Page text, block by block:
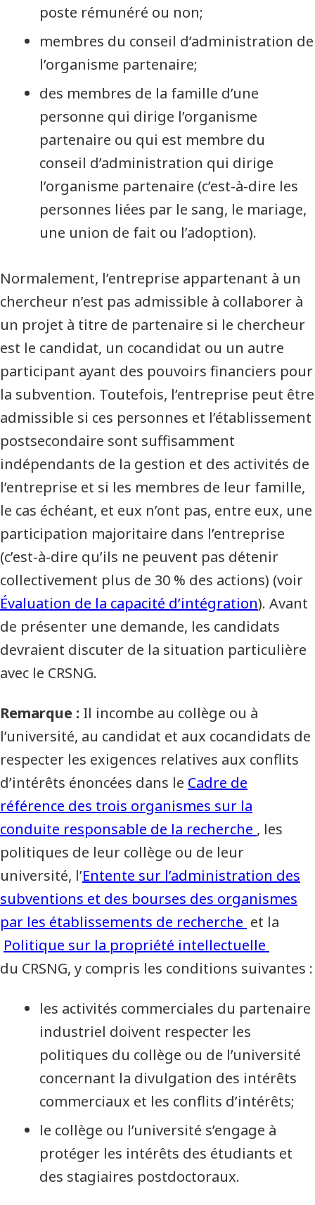
poste rémunéré ou non;
membres du conseil d’administration de
l’organisme partenaire;
des membres de la famille d’une
personne qui dirige l’organisme
partenaire ou qui est membre du
conseil d’administration qui dirige
l’organisme partenaire (c’est-à-dire les
personnes liées par le sang, le mariage,
une union de fait ou l’adoption).
Normalement, l’entreprise appartenant à un
chercheur n’est pas admissible à collaborer à
un projet à titre de partenaire si le chercheur
est le candidat, un cocandidat ou un autre
participant ayant des pouvoirs financiers pour
la subvention. Toutefois, l’entreprise peut être
admissible si ces personnes et l’établissement
postsecondaire sont suffisamment
indépendants de la gestion et des activités de
l’entreprise et si les membres de leur famille,
le cas échéant, et eux n’ont pas, entre eux, une
participation majoritaire dans l’entreprise
(c’est-à-dire qu’ils ne peuvent pas détenir
collectivement plus de 30 % des actions) (voir
Évaluation de la capacité d’intégration). Avant
de présenter une demande, les candidats
devraient discuter de la situation particulière
avec le CRSNG.
Remarque : Il incombe au collège ou à
l’université, au candidat et aux cocandidats de
respecter les exigences relatives aux conflits
d’intérêts énoncées dans le Cadre de
référence des trois organismes sur la
conduite responsable de la recherche , les
politiques de leur collège ou de leur
université, l’Entente sur l’administration des
subventions et des bourses des organismes
par les établissements de recherche et la
Politique sur la propriété intellectuelle
du CRSNG, y compris les conditions suivantes :
les activités commerciales du partenaire
industriel doivent respecter les
politiques du collège ou de l’université
concernant la divulgation des intérêts
commerciaux et les conflits d’intérêts;
le collège ou l’université s’engage à
protéger les intérêts des étudiants et
des stagiaires postdoctoraux.